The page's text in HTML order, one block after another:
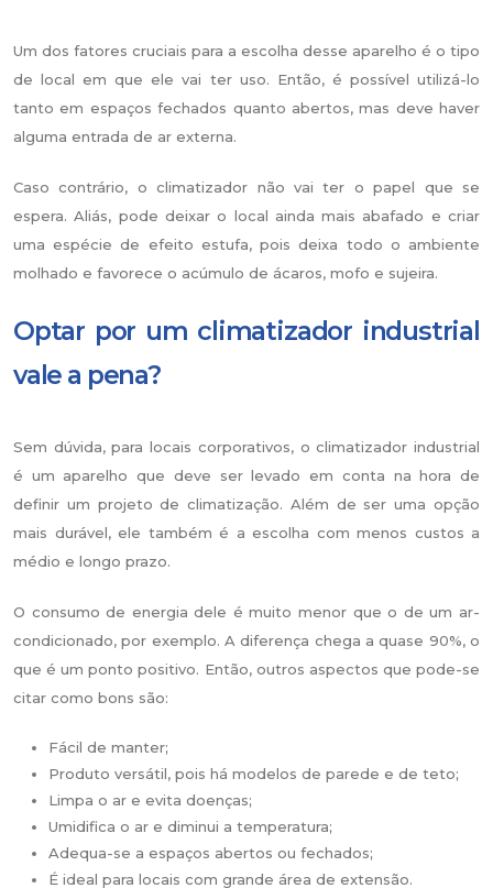
Um dos fatores cruciais para a escolha desse aparelho é o tipo
de local em que ele vai ter uso. Então, é possível utilizá-lo
tanto em espaços fechados quanto abertos, mas deve haver
alguma entrada de ar externa.
Caso contrário, o climatizador não vai ter o papel que se
espera. Aliás, pode deixar o local ainda mais abafado e criar
uma espécie de efeito estufa, pois deixa todo o ambiente
molhado e favorece o acúmulo de ácaros, mofo e sujeira.
Optar por um climatizador industrial
vale a pena?
Sem dúvida, para locais corporativos, o climatizador industrial
é um aparelho que deve ser levado em conta na hora de
definir um projeto de climatização. Além de ser uma opção
mais durável, ele também é a escolha com menos custos a
médio e longo prazo.
O consumo de energia dele é muito menor que o de um ar-
condicionado, por exemplo. A diferença chega a quase 90%, o
que é um ponto positivo. Então, outros aspectos que pode-se
citar como bons são:
Fácil de manter;
Produto versátil, pois há modelos de parede e de teto;
Limpa o ar e evita doenças;
Umidifica o ar e diminui a temperatura;
Adequa-se a espaços abertos ou fechados;
É ideal para locais com grande área de extensão.